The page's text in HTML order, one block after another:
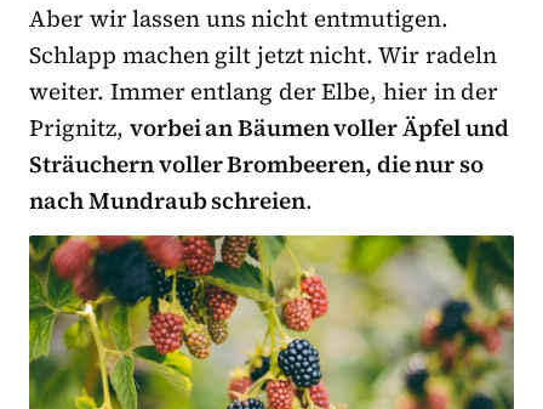
Aber wir lassen uns nicht entmutigen.
Schlapp machen gilt jetzt nicht. Wir radeln
weiter. Immer entlang der Elbe, hier in der
Prignitz, vorbei an Bäumen voller Äpfel und
Sträuchern voller Brombeeren, die nur so
nach Mundraub schreien.